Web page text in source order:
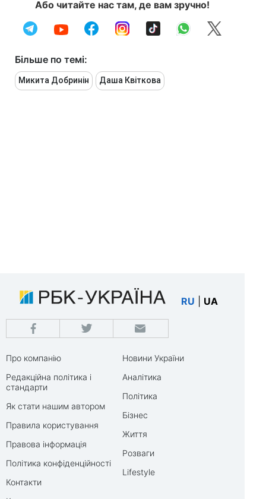
Або читайте нас там, де вам зручно!
Більше по темі:
Микита Добринін Даша Квіткова
RU UA
Про компанію
Редакційна політика і
стандарти
Як стати нашим автором
Правила користування
Правова інформація
Політика конфіденційності
Контакти
Новини України
Аналітика
Політика
Бізнес
Життя
Розваги
Lifestyle